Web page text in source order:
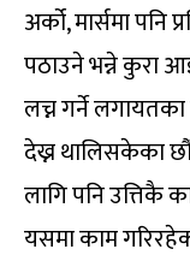
अर्को, मार्समा पनि
पठाउने भन्ने कुरा
लच्न गर्ने लगायतका
देख्न थालिसकेका
लागि पनि उत्तिकै
यसमा काम